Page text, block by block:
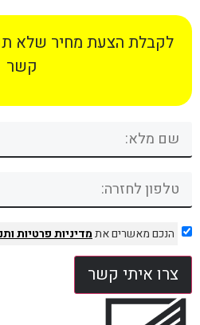
לקבלת הצעת מחיר שלא
קשר
הנכם מאשרים אתמדיניות פרטיות
צרו איתי קשר